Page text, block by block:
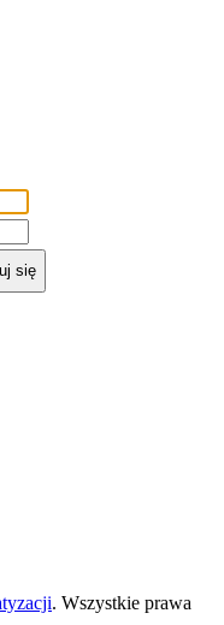
się
. Wszystkie prawa